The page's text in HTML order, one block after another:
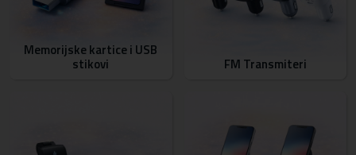
Memorijske kartice i USB
stikovi FM Transmiteri